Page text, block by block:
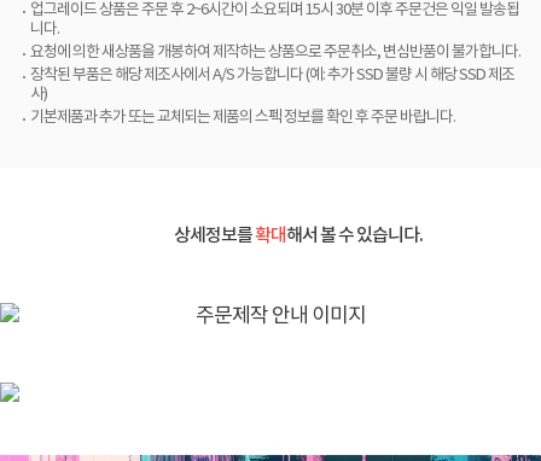
업그레이드 상품은 주문 후 2~6시간이 소요되며 15시 30분 이후 주문건은 익일 발송됩
니다.
요청에 의한 새상품을 개봉하여 제작하는 상품으로 주문취소, 변심반품이 불가합니다.
장착된 부품은 해당 제조사에서 A/S 가능합니다 (예: 추가 SSD 불량 시 해당 SSD 제조
사)
기본제품과 추가 또는 교체되는 제품의 스펙 정보를 확인 후 주문 바랍니다.
상세정보를확대해서 볼 수 있습니다.